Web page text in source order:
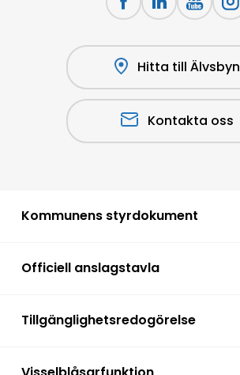
Hitta till Älvsbyn
Kontakta oss
Kommunens styrdokument
Officiell anslagstavla
Tillgänglighetsredogörelse